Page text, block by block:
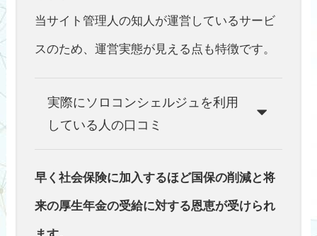
当サイト管理人の知人が運営しているサービ
スのため、運営実態が見える点も特徴です。
実際にソロコンシェルジュを利用
している人の口コミ
早く社会保険に加入するほど国保の削減と将
来の厚生年金の受給に対する恩恵が受けられ